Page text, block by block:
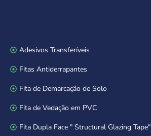
Adesivos Transferíveis
Fitas Antiderrapantes
Fita de Demarcação de Solo
Fita de Vedação em PVC
Fita Dupla Face " Structural Glazing Tape"